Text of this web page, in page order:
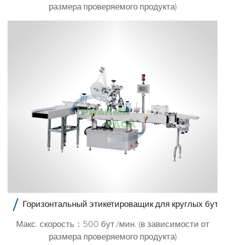
размера проверяемого продукта)
Горизонтальный этикетироващик для круглых
Макс. скорость：500 бут./мин. (в зависимости от
размера проверяемого продукта)